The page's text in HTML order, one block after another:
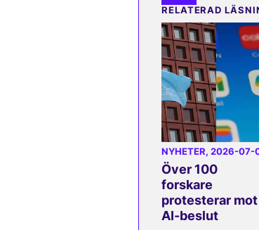
RELATERAD
NYHETER, 2026-07-
Över 100
forskare
protesterar mot
AI-beslut